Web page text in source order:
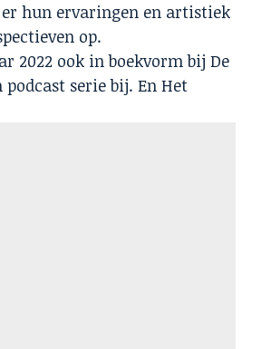
er hun ervaringen en artistiek
op.
2022 ook in boekvormbij De
podcast serie bij.En Het